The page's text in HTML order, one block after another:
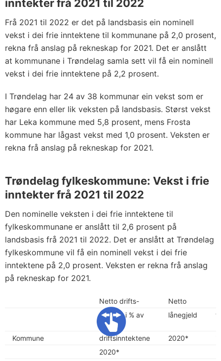
inntekter frå 2021 til 2022
Frå 2021 til 2022 er det på landsbasis ein nominell
vekst i dei frie inntektene til kommunane på 2,0 prosent,
rekna frå anslag på rekneskap for 2021. Det er anslått
at kommunane i Trøndelag samla sett vil få ein nominell
vekst i dei frie inntektene på 2,2 prosent.
I Trøndelag har 24 av 38 kommunar ein vekst som er
høgare enn eller lik veksten på landsbasis. Størst vekst
har Leka kommune med 5,8 prosent, mens Frosta
kommune har lågast vekst med 1,0 prosent. Veksten er
rekna frå anslag på rekneskap for 2021.
Trøndelag fylkeskommune: Vekst i frie
inntekter frå 2021 til 2022
Den nominelle veksten i dei frie inntektene til
fylkeskommunane er anslått til 2,6 prosent på
landsbasis frå 2021 til 2022. Det er anslått at Trøndelag
fylkeskommune vil få ein nominell vekst i dei frie
inntektene på 2,0 prosent. Veksten er rekna frå anslag
på rekneskap for 2021.
Netto drifts- Netto
resultat i % av
lånegjeld
Kommune driftsinntektene 2020*
2020*